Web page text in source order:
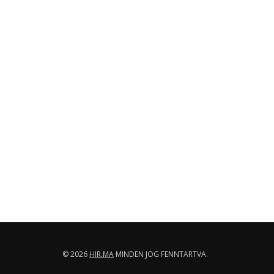
© 2026 HIR.MA MINDEN JOG FENNTARTVA.